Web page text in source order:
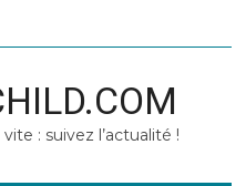
: suivez l’actualité !